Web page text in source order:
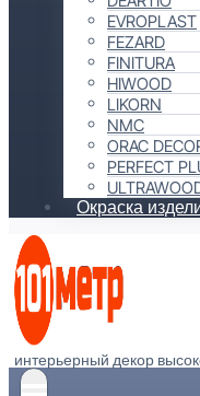
EVROPLAST
FEZARD
FINITURA
HIWOOD
LIKORN
NMC
ORAC
PERFECT
Окраска
интерьерный декор